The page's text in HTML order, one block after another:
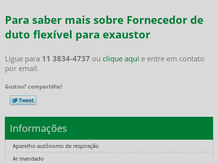
Para saber mais sobre Fornecedor de
duto flexível para exaustor
Ligue para 11 3834-4737 ou clique aqui e entre em contato
por email.
Gostou? compartilhe!
Informações
Aparelho autônomo de respiração
Ar mandado